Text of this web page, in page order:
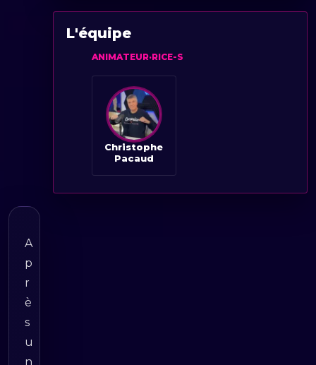
L'équipe
ANIMATEUR·RICE-S
Christophe
Pacaud
A
p
r
è
s
u
n